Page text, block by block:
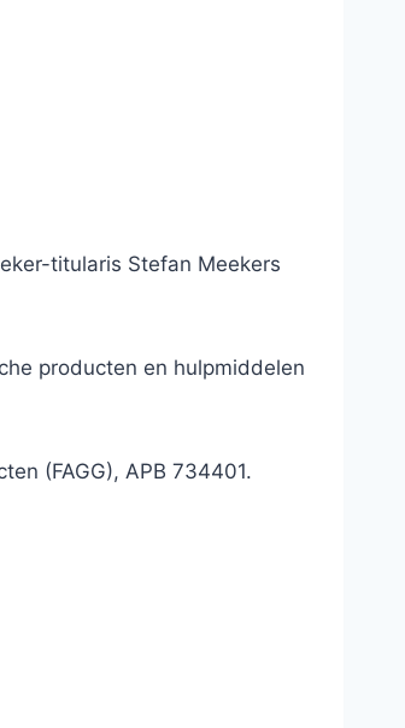
titularis Stefan Meekers
producten en hulpmiddelen
(FAGG), APB 734401.